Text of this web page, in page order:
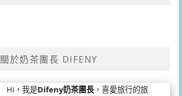
關於奶茶團長 DIFENY
Hi，我是Difeny奶茶團長 ，喜愛旅行的旅